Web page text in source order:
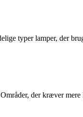
typer lamper, der
der kræver